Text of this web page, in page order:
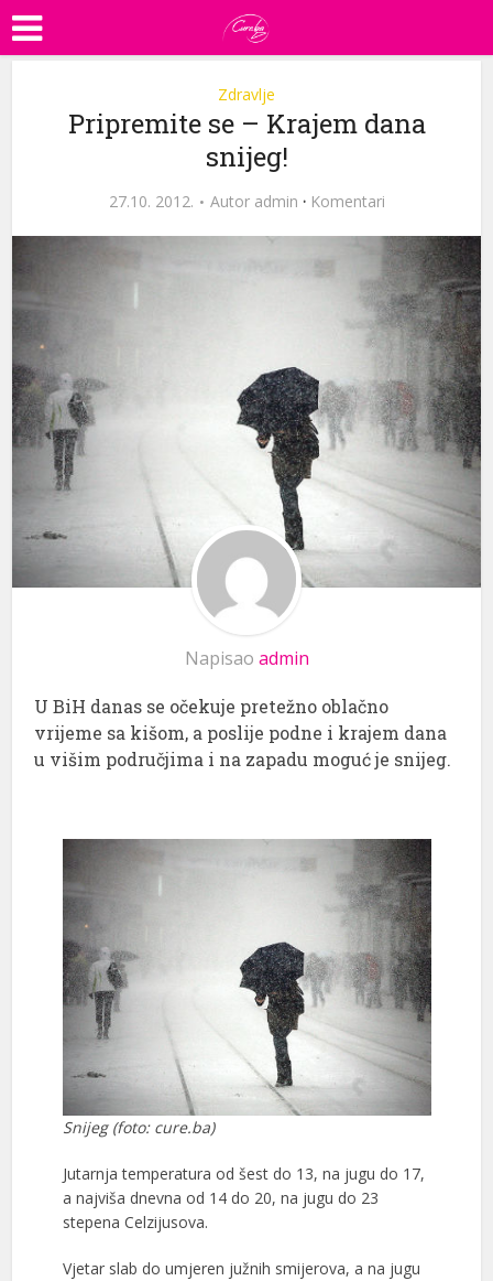
Zdravlje
Pripremite se – Krajem dana
snijeg!
27.10. 2012. Autor admin · Komentari
Napisao admin
U BiH danas se očekuje pretežno oblačno
vrijeme sa kišom, a poslije podne i krajem dana
u višim područjima i na zapadu moguć je snijeg.
Snijeg (foto: cure.ba)
Jutarnja temperatura od šest do 13, na jugu do 17,
a najviša dnevna od 14 do 20, na jugu do 23
stepena Celzijusova.
Vjetar slab do umjeren južnih smijerova, a na jugu